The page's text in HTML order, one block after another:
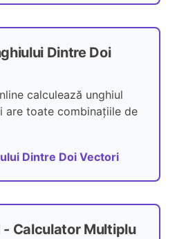
Dintre Doi
calculează unghiul
are toate combinațiile de
Dintre Doi Vectori
- Calculator Multiplu